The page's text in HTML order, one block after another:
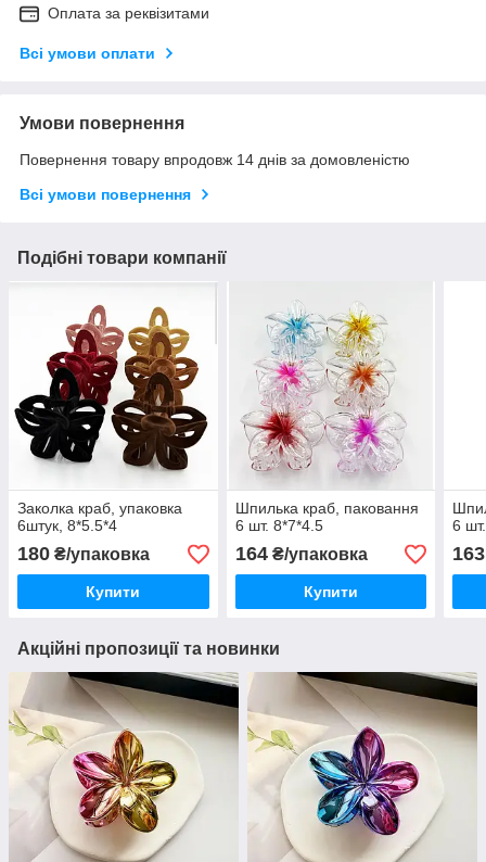
Оплата за реквізитами
Всі умови оплати
Умови повернення
Повернення товару впродовж 14 днів за домовленістю
Всі умови повернення
Подібні товари компанії
Заколка краб, упаковка
6штук, 8*5.5*4
180 ₴/упаковка
Купити
Шпилька краб, паковання
6 шт. 8*7*4.5
164₴/упаковка
Купити
6
163
Акційні пропозиції та новинки